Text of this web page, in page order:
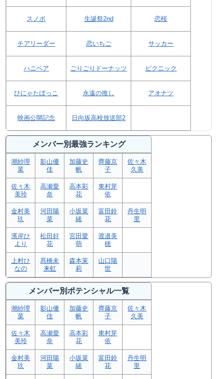
スノボ 生誕祭2nd 恋桜
チアリーダー 恋いちご サッカー
ハニベア ごりごりドーナッツ ピクニック
ひにゃたぼっこ 永遠の推し アオナツ
映画公開記念 日向坂高校放送部2
メンバー別最強ランキング
潮紗理
菜
影山優
佳
加藤史
帆
齊藤京
子
佐々木
久美
佐々木
美玲
高瀬愛
奈
高本彩
花
東村芽
依
金村美
玖
河田陽
菜
小坂菜
緒
富田鈴
花
丹生明
里
濱岸ひ
より
松田好
花
宮田愛
萌
渡邉美
穂
上村ひ
なの
髙橋未
来虹
森本茉
莉
山口陽
世
メンバー別ポテンシャル一覧
潮紗理
菜
影山優
佳
加藤史
帆
齊藤京
子
佐々木
久美
佐々木
美玲
高瀬愛
奈
高本彩
花
東村芽
依
金村美
玖
河田陽
菜
小坂菜
緒
富田鈴
花
丹生明
里